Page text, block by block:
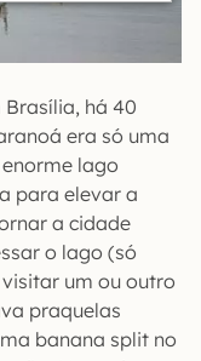
há 40
era só uma
lago
para elevar a
a cidade
o lago (só
um ou outro
praquelas
banana split no